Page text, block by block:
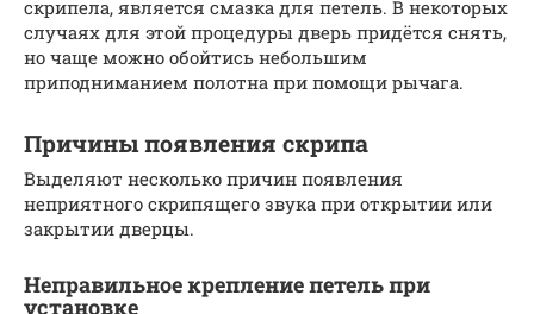
скрипела, является смазка для петель. В некоторых
случаях для этой процедуры дверь придётся снять,
но чаще можно обойтись небольшим
приподниманием полотна при помощи рычага.
Причины появления скрипа
Выделяют несколько причин появления
неприятного скрипящего звука при открытии или
закрытии дверцы.
Неправильное крепление петель при
установке